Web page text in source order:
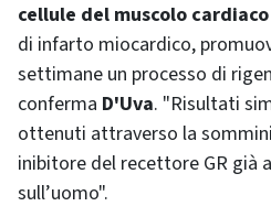
cellule del muscolo
di infarto miocardico,
settimane un processo di
conferma D'Uva. "Risultati
ottenuti attraverso la
inibitore del recettore GR già
sull’uomo".